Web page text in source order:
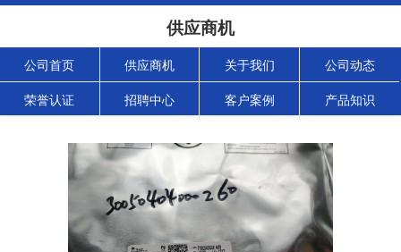
供应商机
公司首页 供应商机 关于我们 公司动态
荣誉认证 招聘中心 客户案例 产品知识